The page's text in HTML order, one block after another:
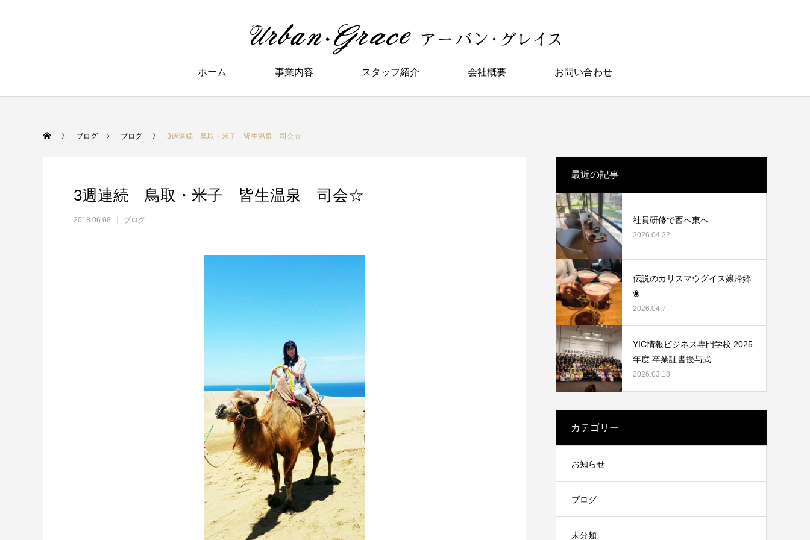
ホーム 事業内容 スタッフ紹介 会社概要 お問い合わせ
ブログ ブログ 3週連続 鳥取・米子 皆生温泉 司会☆
3週連続 鳥取・米子 皆生温泉 司会☆
2018.06.08 ブログ
最近の記事
社員研修で西へ東へ
2026.04.22
伝説のカリスマウグイス嬢帰郷
❀
2026.04.7
YIC情報ビジネス専門学校 2025
年度 卒業証書授与式
2026.03.18
カテゴリー
お知らせ
ブログ
未分類